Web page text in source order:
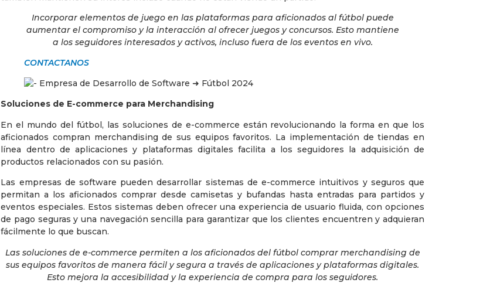
Incorporar elementos de juego en las plataformas para aficionados al fútbol puede
aumentar el compromiso y la interacción al ofrecer juegos y concursos. Esto mantiene
a los seguidores interesados y activos, incluso fuera de los eventos en vivo.
CONTACTANOS
Soluciones de E-commerce para Merchandising
En el mundo del fútbol, las soluciones de e-commerce están revolucionando la forma en que los
aficionados compran merchandising de sus equipos favoritos. La implementación de tiendas en
línea dentro de aplicaciones y plataformas digitales facilita a los seguidores la adquisición de
productos relacionados con su pasión.
Las empresas de software pueden desarrollar sistemas de e-commerce intuitivos y seguros que
permitan a los aficionados comprar desde camisetas y bufandas hasta entradas para partidos y
eventos especiales. Estos sistemas deben ofrecer una experiencia de usuario fluida, con opciones
de pago seguras y una navegación sencilla para garantizar que los clientes encuentren y adquieran
fácilmente lo que buscan.
Las soluciones de e-commerce permiten a los aficionados del fútbol comprar merchandising de
sus equipos favoritos de manera fácil y segura a través de aplicaciones y plataformas digitales.
Esto mejora la accesibilidad y la experiencia de compra para los seguidores.